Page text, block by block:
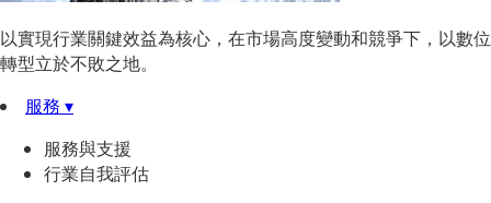
以實現行業關鍵效益為核心，在市場高度變動和競爭下，以數位
轉型立於不敗之地。
服務 ▾
服務與支援
行業自我評估